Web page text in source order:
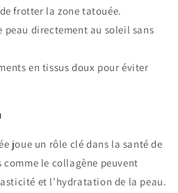
frotter la zone tatouée.
peau directement au soleil sans
en tissus doux pour éviter
joue un rôle clé dans la santé de
le collagène peuvent
et l’hydratation de la peau.